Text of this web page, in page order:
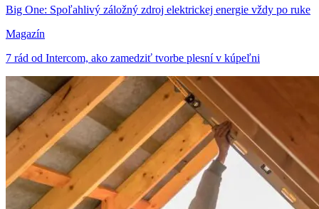
Big One: Spoľahlivý záložný zdroj elektrickej energie vždy po ruke
Magazín
7 rád od Intercom, ako zamedziť tvorbe plesní v kúpeľni